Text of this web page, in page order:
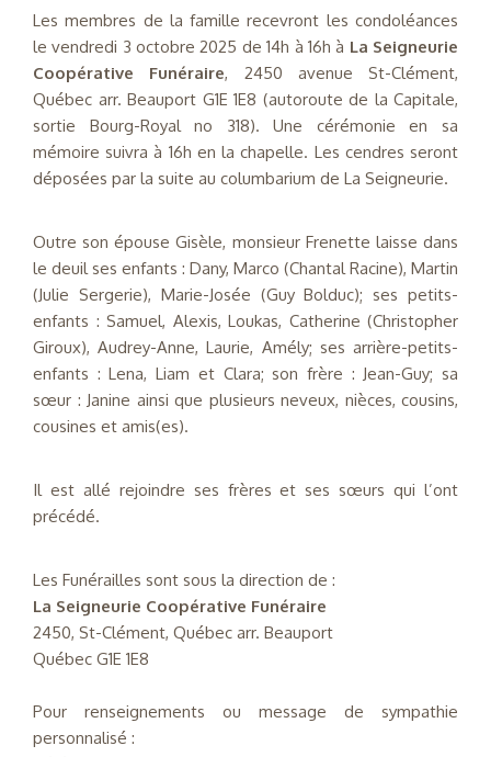
Les membres de la famille recevront les condoléances
le vendredi 3 octobre 2025 de 14h à 16h à La Seigneurie
Coopérative Funéraire, 2450 avenue St-Clément,
Québec arr. Beauport G1E 1E8 (autoroute de la Capitale,
sortie Bourg-Royal no 318). Une cérémonie en sa
mémoire suivra à 16h en la chapelle. Les cendres seront
déposées par la suite au columbarium de La Seigneurie.
Outre son épouse Gisèle, monsieur Frenette laisse dans
le deuil ses enfants : Dany, Marco (Chantal Racine), Martin
(Julie Sergerie), Marie-Josée (Guy Bolduc); ses petits-
enfants : Samuel, Alexis, Loukas, Catherine (Christopher
Giroux), Audrey-Anne, Laurie, Amély; ses arrière-petits-
enfants : Lena, Liam et Clara; son frère : Jean-Guy; sa
sœur : Janine ainsi que plusieurs neveux, nièces, cousins,
cousines et amis(es).
Il est allé rejoindre ses frères et ses sœurs qui l’ont
précédé.
Les Funérailles sont sous la direction de :
La Seigneurie Coopérative Funéraire
2450, St-Clément, Québec arr. Beauport
Québec G1E 1E8
Pour renseignements ou message de sympathie
personnalisé :